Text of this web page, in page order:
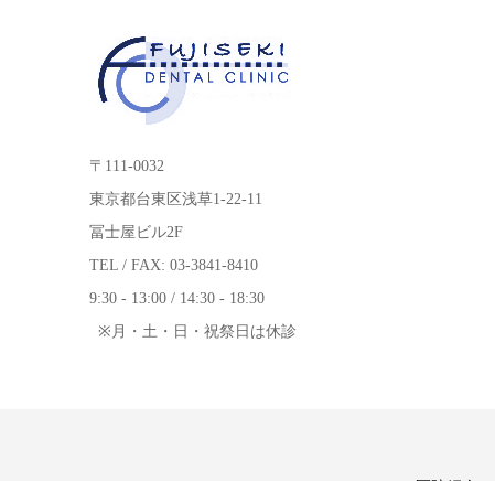
〒111-0032
東京都台東区浅草1-22-11
冨士屋ビル2F
TEL / FAX: 03-3841-8410
9:30 - 13:00 / 14:30 - 18:30
※月・土・日・祝祭日は休診